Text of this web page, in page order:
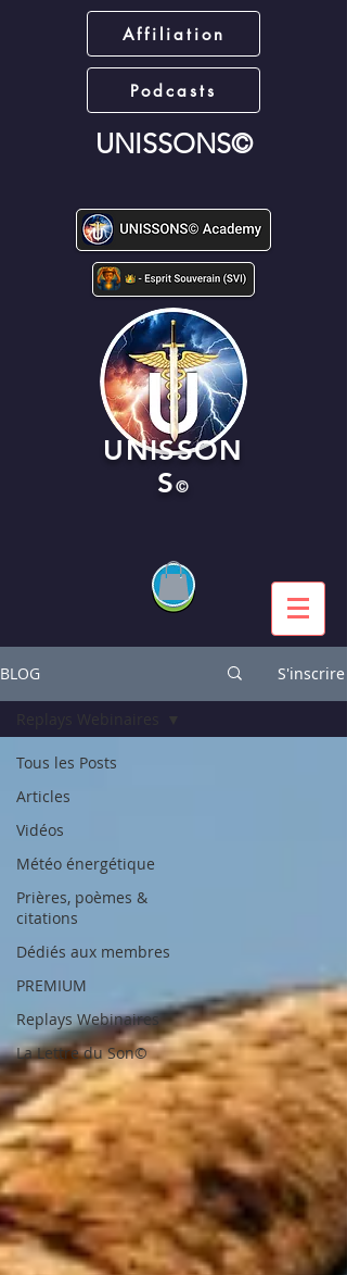
Affiliation
Podcasts
UNISSONS©
UNISSON
S©
BLOG S'inscrire
Tous les Posts
Articles
Vidéos
Météo énergétique
Prières, poèmes &
citations
Dédiés aux membres
PREMIUM
Replays Webinaires
La Lettre du Son©